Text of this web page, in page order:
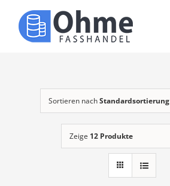
Inhalt
springen
Produkte
Kontakt
Sortieren nachStandardsortierung
Zeige 12 Produkte